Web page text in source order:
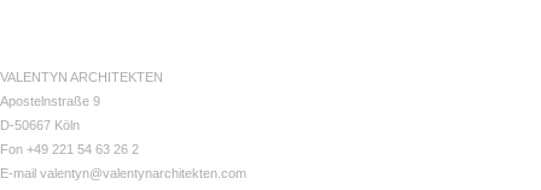
VALENTYN ARCHITEKTEN
Apostelnstraße 9
D-50667 Köln
Fon +49 221 54 63 26 2
E-mail valentyn@valentynarchitekten.com